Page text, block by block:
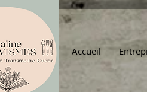
Accueil